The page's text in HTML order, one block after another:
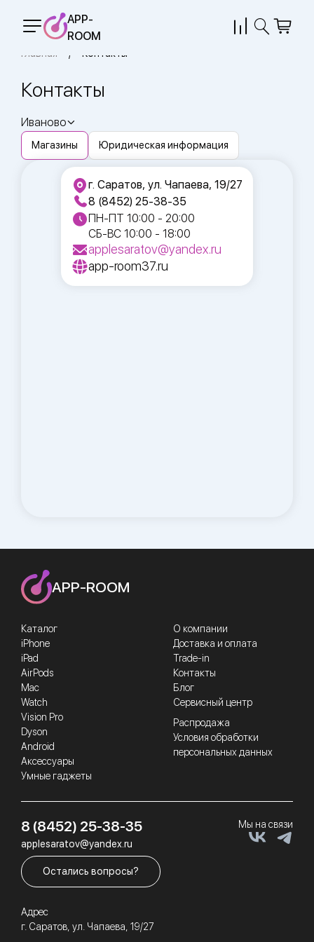
APP-
ROOM
Главная Контакты
Контакты
Магазины Юридическая информация
Иваново
г. Саратов, ул. Чапаева, 19/27
8 (8452) 25-38-35
ПН-ПТ 10:00 - 20:00
СБ-ВС 10:00 - 18:00
applesaratov@yandex.ru
app-room37.ru
Каталог
iPhone
iPad
AirPods
Mac
Watch
Vision Pro
Dyson
Android
Аксессуары
Умные гаджеты
О компании
Доставка и оплата
Trade-in
Контакты
Блог
Сервисный центр
Распродажа
Условия обработки
персональных данных
APP-ROOM
8 (8452) 25-38-35
applesaratov@yandex.ru
Остались вопросы?
Адрес
г. Саратов, ул. Чапаева, 19/27
Мы на связи